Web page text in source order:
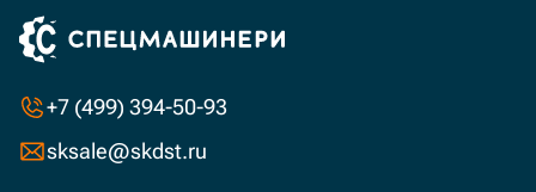
+7 (499) 394-50-93
sksale@skdst.ru